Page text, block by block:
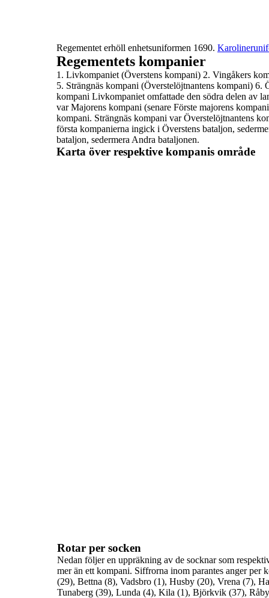
Regementet erhöll enhetsuniformen 1690.
Regementets kompanier
1. Livkompaniet (Överstens kompani) 2. Vingåkers
5. Strängnäs kompani (Överstelöjtnantens kompani) 6.
kompani Livkompaniet omfattade den södra delen av
var Majorens kompani (senare Förste majorens
kompani. Strängnäs kompani var Överstelöjtnantens
första kompanierna ingick i Överstens bataljon,
bataljon, sedermera Andra bataljonen.
Karta över respektive kompanis område
Rotar per socken
Nedan följer en uppräkning av de socknar som
mer än ett kompani. Siffrorna inom parantes anger per
(29), Bettna (8), Vadsbro (1), Husby (20), Vrena (7),
Tunaberg (39), Lunda (4), Kila (1), Björkvik (37),